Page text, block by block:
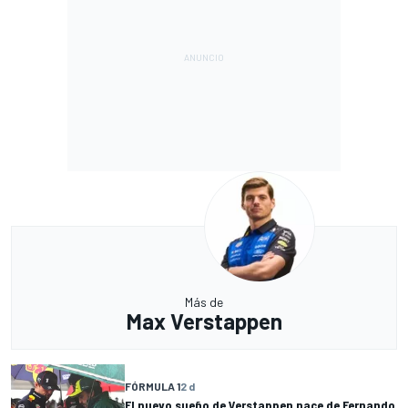
Más de
Max Verstappen
FÓRMULA 12 d
El nuevo sueño de Verstappen nace de Fernando